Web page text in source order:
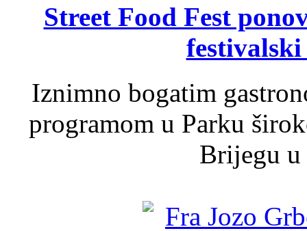
Street Food Fest
Iznimno bogatim
programom u Parku
Brijegu u